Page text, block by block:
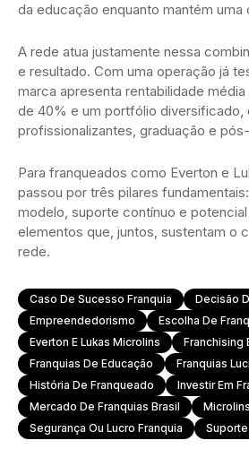
da educação enquanto mantém uma
A rede atua justamente nessa
e resultado. Com uma operação já
marca apresenta rentabilidade
de 40% e um portfólio diversificado,
profissionalizantes, graduação e
Para franqueados como Everton e
passou por três pilares
modelo, suporte contínuo e
elementos que, juntos, sustentam o
rede.
Caso De Sucesso Franquia
Decisão
Empreendedorismo
Escolha De
Everton E Lukas Microlins
Franchising
Franquias De Educação
Franquias
História De Franqueado
Investir Em
Mercado De Franquias Brasil
Segurança Ou Lucro Franquia